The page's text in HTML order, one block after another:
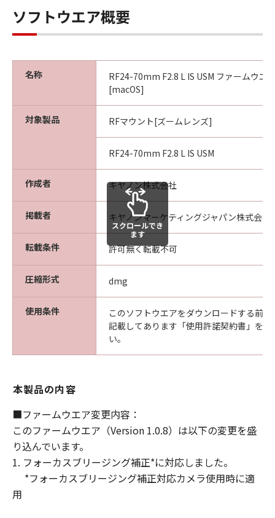
お客様に譲渡するものではなく、また、キ
ヤノンがかかる権利を保持するものである
お客様は、該当国のすべての適用可能な輸
出管理法規や規則に従うものとし、また、
かかる法規や規則に違反して「許諾ソフト
ウェア」をいかなる国へ直接もしくは間接
に輸出もしくは再輸出しないことに同意す
るものとします。
サポートおよびアップデート
キヤノン、キヤノンの子会社、それらの販
売代理店および販売店は、「許諾ソフトウ
ェア」のメンテナンスおよびお客様による
「許諾ソフトウェア」の使用を支援するこ
とについて、いかなる責任も負うものでは
ありません。また、「許諾ソフトウェア」
のアップデート、バグの修正またはサポー
トを行う義務もありません。
保証の否認・免責
(1) 「許諾ソフトウェア」は、『現状有姿
ノン、キヤノンの子会社、それらの販売代
ソフトウェア」の取扱者および頒布者は、
「許諾ソフトウェア」に関して、商品性お
よび特定の目的への適合性の保証を含め、
いかなる保証も、明示たると黙示たるとを
問わず一切しないものとします。
ソフトウエア概要
名称
RF24-70mm F2.8 L IS USM ファームウエ
[macOS]
対象製品 RFマウント[ズームレンズ]
RF24-70mm F2.8 L IS USM
作成者 キヤノン株式会社
掲載者 キヤノンマーケティングジャパン株式会社
転載条件 許可無く転載不可
圧縮形式 dmg
使用条件
このソフトウエアをダウンロードする前
記載してあります「使用許諾契約書」を
い。
スクロールでき
ます
本製品の内容
■ファームウエア変更内容：
このファームウエア（Version 1.0.8）は以下の変更を盛
り込んでいます。
1. フォーカスブリージング補正*に対応しました。
*フォーカスブリージング補正対応カメラ使用時に適
用